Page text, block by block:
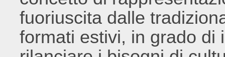
fuoriuscita dalle
formati estivi, in grado di